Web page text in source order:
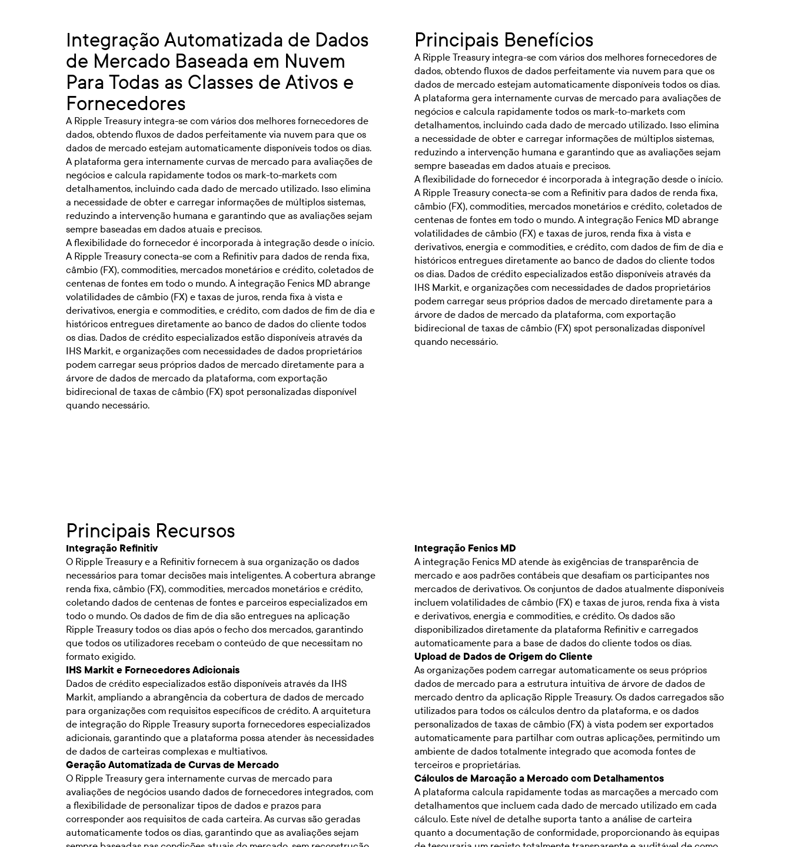
Integração Automatizada de Dados
de Mercado Baseada em Nuvem
Para Todas as Classes de Ativos e
Fornecedores
A Ripple Treasury integra-se com vários dos melhores fornecedores de
dados, obtendo fluxos de dados perfeitamente via nuvem para que os
dados de mercado estejam automaticamente disponíveis todos os dias.
A plataforma gera internamente curvas de mercado para avaliações de
negócios e calcula rapidamente todos os mark-to-markets com
detalhamentos, incluindo cada dado de mercado utilizado. Isso elimina
a necessidade de obter e carregar informações de múltiplos sistemas,
reduzindo a intervenção humana e garantindo que as avaliações sejam
sempre baseadas em dados atuais e precisos.
A flexibilidade do fornecedor é incorporada à integração desde o início.
A Ripple Treasury conecta-se com a Refinitiv para dados de renda fixa,
câmbio (FX), commodities, mercados monetários e crédito, coletados de
centenas de fontes em todo o mundo. A integração Fenics MD abrange
volatilidades de câmbio (FX) e taxas de juros, renda fixa à vista e
derivativos, energia e commodities, e crédito, com dados de fim de dia e
históricos entregues diretamente ao banco de dados do cliente todos
os dias. Dados de crédito especializados estão disponíveis através da
IHS Markit, e organizações com necessidades de dados proprietários
podem carregar seus próprios dados de mercado diretamente para a
árvore de dados de mercado da plataforma, com exportação
bidirecional de taxas de câmbio (FX) spot personalizadas disponível
quando necessário.
Principais Benefícios
A Ripple Treasury integra-se com vários dos melhores fornecedores de
dados, obtendo fluxos de dados perfeitamente via nuvem para que os
dados de mercado estejam automaticamente disponíveis todos os dias.
A plataforma gera internamente curvas de mercado para avaliações de
negócios e calcula rapidamente todos os mark-to-markets com
detalhamentos, incluindo cada dado de mercado utilizado. Isso elimina
a necessidade de obter e carregar informações de múltiplos sistemas,
reduzindo a intervenção humana e garantindo que as avaliações sejam
sempre baseadas em dados atuais e precisos.
A flexibilidade do fornecedor é incorporada à integração desde o início.
A Ripple Treasury conecta-se com a Refinitiv para dados de renda fixa,
câmbio (FX), commodities, mercados monetários e crédito, coletados de
centenas de fontes em todo o mundo. A integração Fenics MD abrange
volatilidades de câmbio (FX) e taxas de juros, renda fixa à vista e
derivativos, energia e commodities, e crédito, com dados de fim de dia e
históricos entregues diretamente ao banco de dados do cliente todos
os dias. Dados de crédito especializados estão disponíveis através da
IHS Markit, e organizações com necessidades de dados proprietários
podem carregar seus próprios dados de mercado diretamente para a
árvore de dados de mercado da plataforma, com exportação
bidirecional de taxas de câmbio (FX) spot personalizadas disponível
quando necessário.
Principais Recursos
Integração Refinitiv
O Ripple Treasury e a Refinitiv fornecem à sua organização os dados
necessários para tomar decisões mais inteligentes. A cobertura abrange
renda fixa, câmbio (FX), commodities, mercados monetários e crédito,
coletando dados de centenas de fontes e parceiros especializados em
todo o mundo. Os dados de fim de dia são entregues na aplicação
Ripple Treasury todos os dias após o fecho dos mercados, garantindo
que todos os utilizadores recebam o conteúdo de que necessitam no
formato exigido.
IHS Markit e Fornecedores Adicionais
Dados de crédito especializados estão disponíveis através da IHS
Markit, ampliando a abrangência da cobertura de dados de mercado
para organizações com requisitos específicos de crédito. A arquitetura
de integração do Ripple Treasury suporta fornecedores especializados
adicionais, garantindo que a plataforma possa atender às necessidades
de dados de carteiras complexas e multiativos.
Geração Automatizada de Curvas de Mercado
O Ripple Treasury gera internamente curvas de mercado para
avaliações de negócios usando dados de fornecedores integrados, com
a flexibilidade de personalizar tipos de dados e prazos para
corresponder aos requisitos de cada carteira. As curvas são geradas
automaticamente todos os dias, garantindo que as avaliações sejam
Integração Fenics MD
A integração Fenics MD atende às exigências de transparência de
mercado e aos padrões contábeis que desafiam os participantes nos
mercados de derivativos. Os conjuntos de dados atualmente disponíveis
incluem volatilidades de câmbio (FX) e taxas de juros, renda fixa à vista
e derivativos, energia e commodities, e crédito. Os dados são
disponibilizados diretamente da plataforma Refinitiv e carregados
automaticamente para a base de dados do cliente todos os dias.
Upload de Dados de Origem do Cliente
As organizações podem carregar automaticamente os seus próprios
dados de mercado para a estrutura intuitiva de árvore de dados de
mercado dentro da aplicação Ripple Treasury. Os dados carregados são
utilizados para todos os cálculos dentro da plataforma, e os dados
personalizados de taxas de câmbio (FX) à vista podem ser exportados
automaticamente para partilhar com outras aplicações, permitindo um
ambiente de dados totalmente integrado que acomoda fontes de
terceiros e proprietárias.
Cálculos de Marcação a Mercado com Detalhamentos
A plataforma calcula rapidamente todas as marcações a mercado com
detalhamentos que incluem cada dado de mercado utilizado em cada
cálculo. Este nível de detalhe suporta tanto a análise de carteira
quanto a documentação de conformidade, proporcionando às equipas